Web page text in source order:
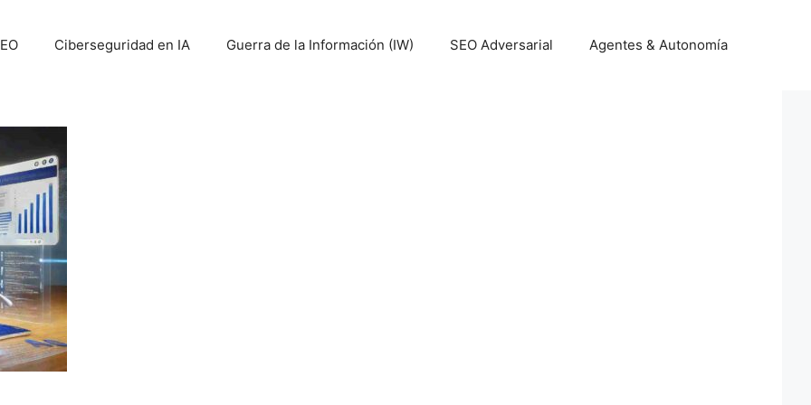
Ciberseguridad en IA Guerra de la Información (IW) SEO Adversarial Agentes & Autonomía